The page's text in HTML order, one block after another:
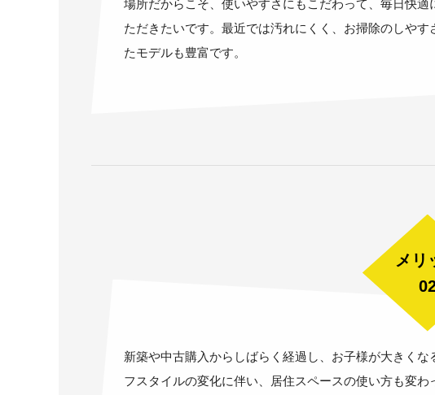
場所だからこそ、使いやすさにもこだわって、毎日快適
ただきたいです。最近では汚れにくく、お掃除のしやす
たモデルも豊富です。
メリ
新築や中古購入からしばらく経過し、お子様が大きくな
フスタイルの変化に伴い、居住スペースの使い方も変わ